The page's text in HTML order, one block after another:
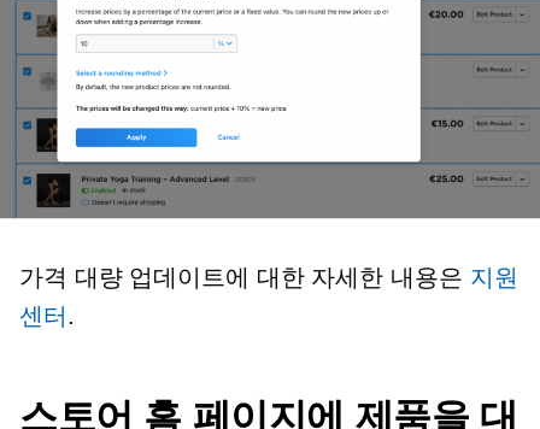
가격 대량 업데이트에 대한 자세한 내용은 지원
센터 .
스토어 홈 페이지에 제품을 대